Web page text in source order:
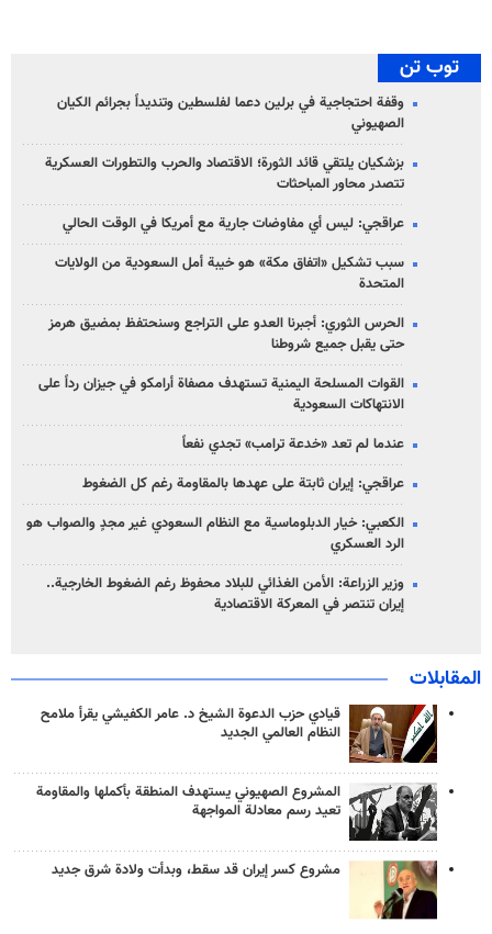
توب تن
وقفة احتجاجية في برلين دعما لفلسطين وتنديداً بجرائم الكيان
الصهیوني
بزشكيان يلتقي قائد الثورة؛ الاقتصاد والحرب والتطورات العسكرية
تتصدر محاور المباحثات
عراقجي: ليس أي مفاوضات جارية مع أمريكا في الوقت الحالي
سبب تشكيل «اتفاق مكة» هو خيبة أمل السعودية من الولايات
المتحدة
الحرس الثوري: أجبرنا العدو على التراجع وسنحتفظ بمضيق هرمز
حتى يقبل جميع شروطنا
القوات المسلحة اليمنية تستهدف مصفاة أرامكو في جيزان رداً على
الانتهاكات السعودية
عندما لم تعد «خدعة ترامب» تجدي نفعاً
عراقجي: إيران ثابتة على عهدها بالمقاومة رغم كل الضغوط
الكعبي: خيار الدبلوماسية مع النظام السعودي غير مجدٍ والصواب هو
الرد العسكري
وزير الزراعة: الأمن الغذائي للبلاد محفوظ رغم الضغوط الخارجية..
إيران تنتصر في المعركة الاقتصادية
المقابلات
قيادي حزب الدعوة الشيخ د. عامر الكفيشي يقرأ ملامح
النظام العالمي الجديد
المشروع الصهيوني يستهدف المنطقة بأكملها والمقاومة
تعيد رسم معادلة المواجهة
مشروع كسر إيران قد سقط، وبدأت ولادة شرق جديد